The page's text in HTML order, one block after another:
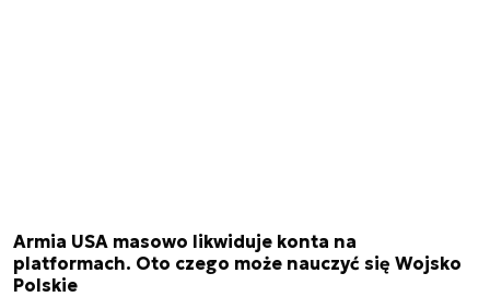
Armia USA masowo likwiduje konta na
platformach. Oto czego może nauczyć się Wojsko
Polskie